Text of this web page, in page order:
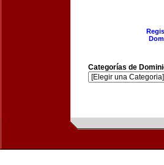
Categorías de